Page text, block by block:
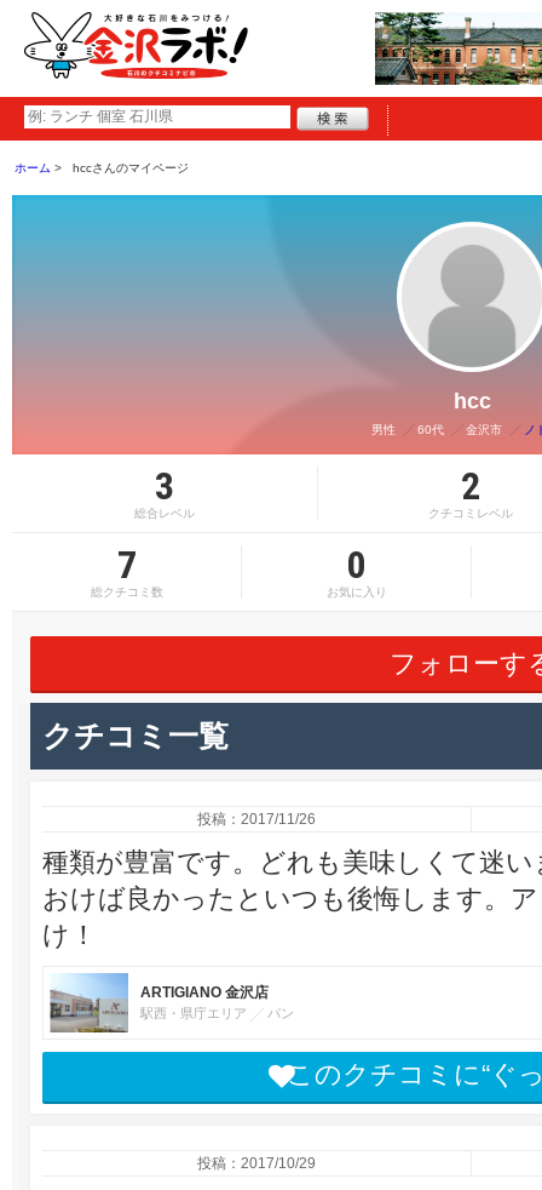
ホーム hccさんのマイページ
hcc
男性 60代 金沢市 ノ
3
総合レベル
2
クチコミレベル
7
総クチコミ数
0
お気に入り
フォローす
クチコミ一覧
投稿：2017/11/26
種類が豊富です。どれも美味しくて迷
おけば良かったといつも後悔します。
け！
ARTIGIANO 金沢店
駅西・県庁エリア パン
このクチコミに“ぐ
投稿：2017/10/29